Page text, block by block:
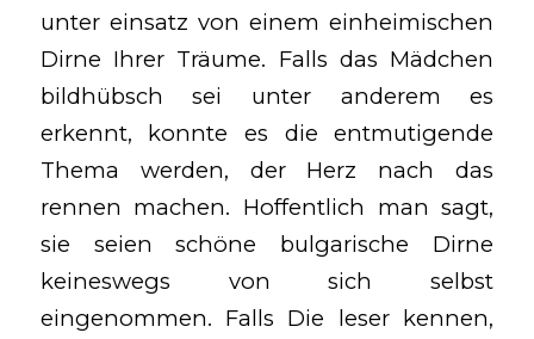
unter einsatz von einem einheimischen
Dirne Ihrer Träume. Falls das Mädchen
bildhübsch sei unter anderem es
erkennt, konnte es die entmutigende
Thema werden, der Herz nach das
rennen machen. Hoffentlich man sagt,
sie seien schöne bulgarische Dirne
keineswegs von sich selbst
eingenommen. Falls Die leser kennen,